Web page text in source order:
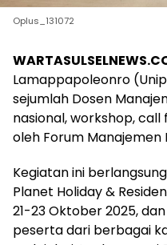
Oplus_131072
Lamappapoleonro
sejumlah Dosen
nasional, workshop,
oleh Forum Manajemen
Kegiatan ini
Planet Holiday &
21-23 Oktober 2025,
peserta dari berbagai